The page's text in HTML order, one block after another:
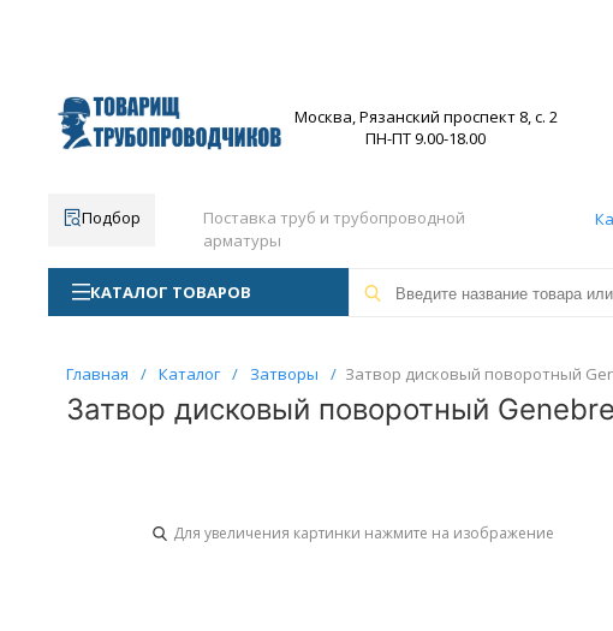
Москва, Рязанский проспект 8, с. 2
ПН-ПТ 9.00-18.00
Подбор
Поставка труб и трубопроводной
арматуры
КАТАЛОГ ТОВАРОВ
Главная / Каталог / Затворы / Затвор дисковый поворотный
Затвор дисковый поворотный
Для увеличения картинки нажмите на изображение